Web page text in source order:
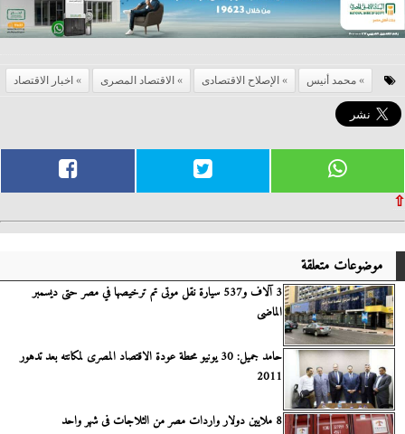
محمد أنيس الإصلاح الاقتصادى الاقتصاد المصرى اخبار الاقتصاد
⇧
موضوعات متعلقة
3 آلاف و537 سيارة نقل موتى تم ترخيصها في مصر حتى ديسمبر
الماضى
حامد جميل: 30 يونيو محطة عودة الاقتصاد المصرى لمكانته بعد تدهور
2011
8 ملايين دولار واردات مصر من الثلاجات فى شهر واحد